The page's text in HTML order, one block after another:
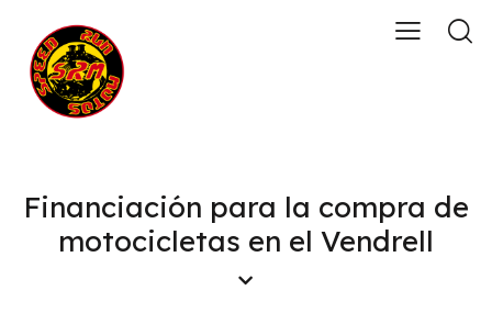
Financiación para la compra de
motocicletas en el Vendrell